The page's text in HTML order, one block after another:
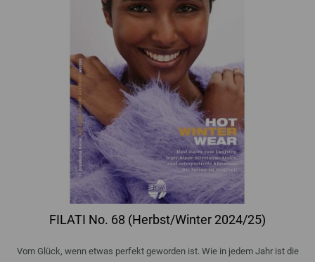
FILATI No. 68 (Herbst/Winter 2024/25)
Vom Glück, wenn etwas perfekt geworden ist. Wie in jedem Jahr ist die